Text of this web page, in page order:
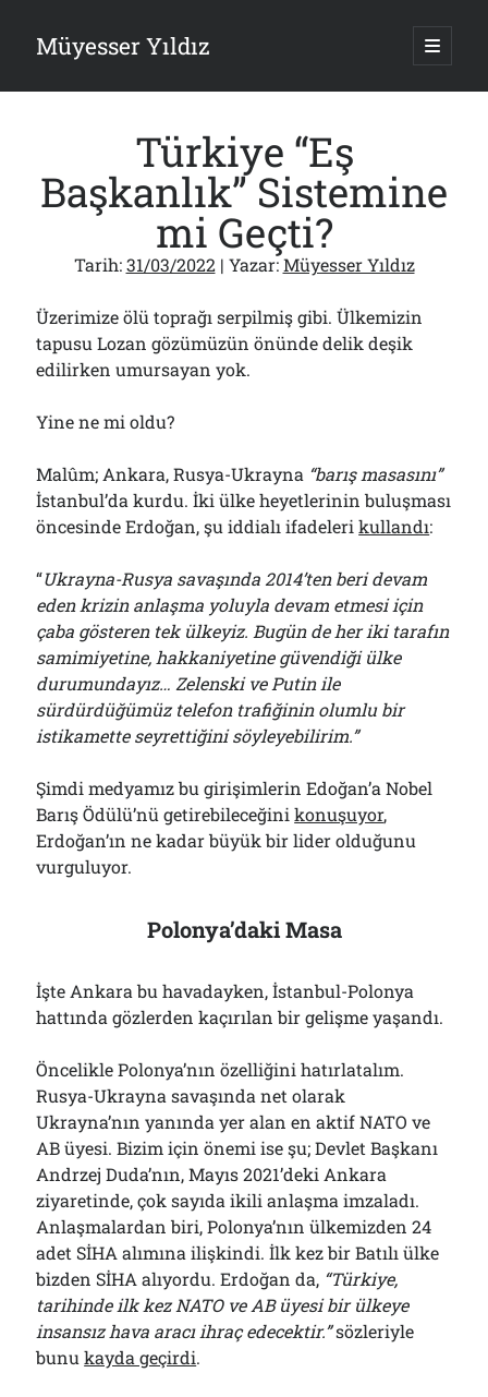
Müyesser Yıldız ana
Yan
Menü
Gazi’den Milletvekillerine Kurşun Gibi Sözler!..
Türkiye 2.0’a Gidiş!..
05/08/2026
15 Temmuz Soruları… Nasuh Mahruki’nin “Suçu”!..
Er Gaziler 20 Gün Sonra Gelen MSB Heyetine Böyle İsyan Etti:“Bizi
Papazın “Komutanı” Ayasofya ve Patrikhane İçin ABD’yi Göreve
Çağırdı!..
31/07/2026
Arşivler
Arşivler
Türkiye “Eş
Başkanlık” Sistemine
mi Geçti?
Tarih:31/03/2022| Yazar:Müyesser Yıldız
Üzerimize ölü toprağı serpilmiş gibi. Ülkemizin
tapusu Lozan gözümüzün önünde delik deşik
edilirken umursayan yok.
Yine ne mi oldu?
Malûm; Ankara, Rusya-Ukrayna “barış masasını”
İstanbul’da kurdu. İki ülke heyetlerinin buluşması
öncesinde Erdoğan, şu iddialı ifadelerikullandı:
“Ukrayna-Rusya savaşında 2014’ten beri devam
eden krizin anlaşma yoluyla devam etmesi için
çaba gösteren tek ülkeyiz. Bugün de her iki tarafın
samimiyetine, hakkaniyetine güvendiği ülke
durumundayız… Zelenski ve Putin ile
sürdürdüğümüz telefon trafiğinin olumlu bir
istikamette seyrettiğini söyleyebilirim.”
Şimdi medyamız bu girişimlerin Edoğan’a Nobel
Barış Ödülü’nü getirebileceğinikonuşuyor,
Erdoğan’ın ne kadar büyük bir lider olduğunu
vurguluyor.
Polonya’daki Masa
İşte Ankara bu havadayken, İstanbul-Polonya
hattında gözlerden kaçırılan bir gelişme yaşandı.
Öncelikle Polonya’nın özelliğini hatırlatalım.
Rusya-Ukrayna savaşında net olarak
Ukrayna’nın yanında yer alan en aktif NATO ve
AB üyesi. Bizim için önemi ise şu; Devlet Başkanı
Andrzej Duda’nın, Mayıs 2021’deki Ankara
ziyaretinde, çok sayıda ikili anlaşma imzaladı.
Anlaşmalardan biri, Polonya’nın ülkemizden 24
adet SİHA alımına ilişkindi. İlk kez bir Batılı ülke
bizden SİHA alıyordu. Erdoğan da, “Türkiye,
tarihinde ilk kez NATO ve AB üyesi bir ülkeye
insansız hava aracı ihraç edecektir.”sözleriyle
bunukayda geçirdi.